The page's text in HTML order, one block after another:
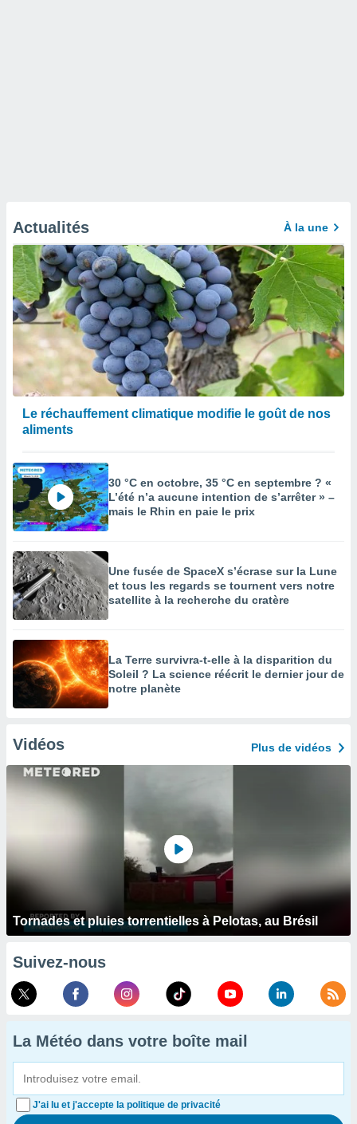
Actualités À la une
Le réchauffement climatique modifie le goût de nos
aliments
30 °C en octobre, 35 °C en septembre ? «
L’été n’a aucune intention de s’arrêter » –
mais le Rhin en paie le prix
Une fusée de SpaceX s’écrase sur la Lune
et tous les regards se tournent vers notre
satellite à la recherche du cratère
La Terre survivra-t-elle à la disparition du
Soleil ? La science réécrit le dernier jour de
notre planète
Vidéos Plus de vidéos
Tornades et pluies torrentielles à Pelotas, au Brésil
Suivez-nous
La Météo dans votre boîte mail
J'ai lu et j'accepte la politique de privacité